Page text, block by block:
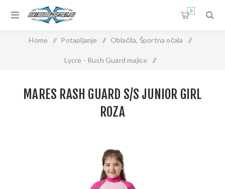
0
Home / Potapljanje / Oblačila, Športna očala /
Lycre - Rush Guard majice /
MARES RASH GUARD S/S JUNIOR GIRL
ROZA